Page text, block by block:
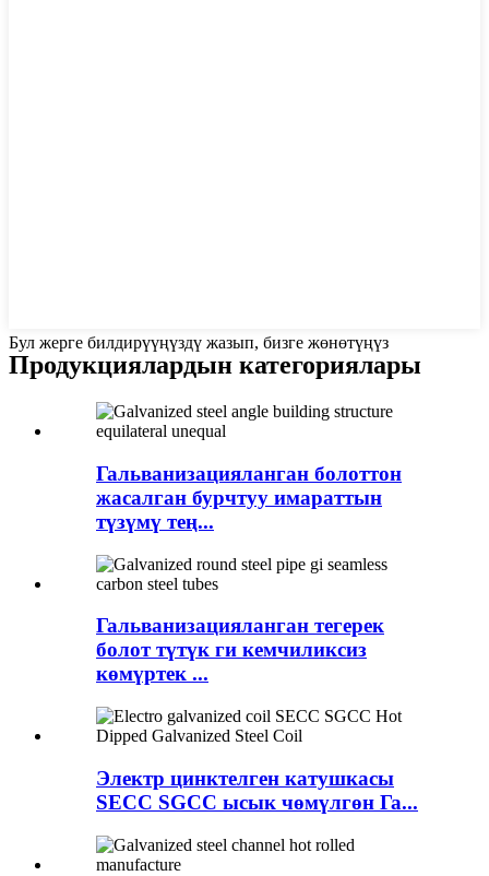
Бул жерге билдирүүңүздү жазып, бизге жөнөтүңүз
Продукциялардын категориялары
Гальванизацияланган болоттон
жасалган бурчтуу имараттын
түзүмү тең...
Гальванизацияланган тегерек
болот түтүк ги кемчиликсиз
көмүртек ...
Электр цинктелген катушкасы
SECC SGCC ысык чөмүлгөн Га...